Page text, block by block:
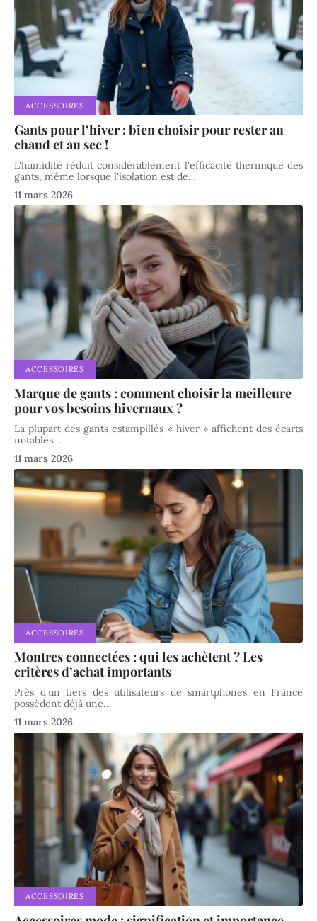
ACCESSOIRES
Gants pour l’hiver : bien choisir pour rester au
chaud et au sec !
L'humidité réduit considérablement l'efficacité thermique des
gants, même lorsque l'isolation est de…
11 mars 2026
ACCESSOIRES
Marque de gants : comment choisir la meilleure
pour vos besoins hivernaux ?
La plupart des gants estampillés « hiver » affichent des écarts
notables…
11 mars 2026
ACCESSOIRES
Montres connectées : qui les achètent ? Les
critères d’achat importants
Près d'un tiers des utilisateurs de smartphones en France
possèdent déjà une…
11 mars 2026
ACCESSOIRES